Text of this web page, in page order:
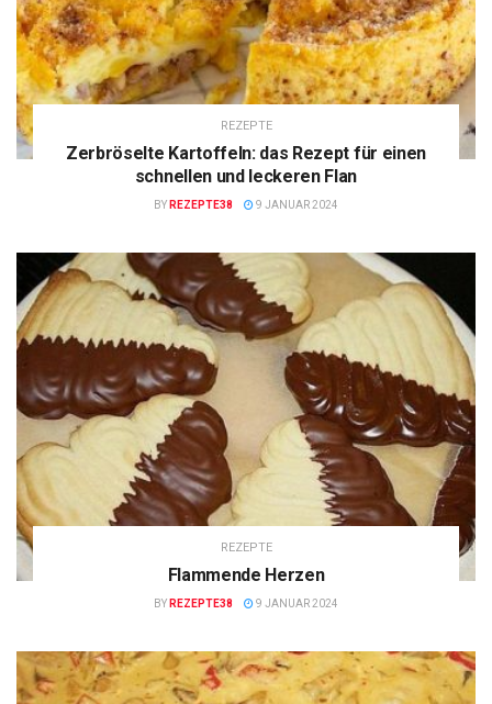
REZEPTE
Zerbröselte Kartoffeln: das Rezept für einen
schnellen und leckeren Flan
BY REZEPTE38 9 JANUAR 2024
REZEPTE
Flammende Herzen
BY REZEPTE38 9 JANUAR 2024